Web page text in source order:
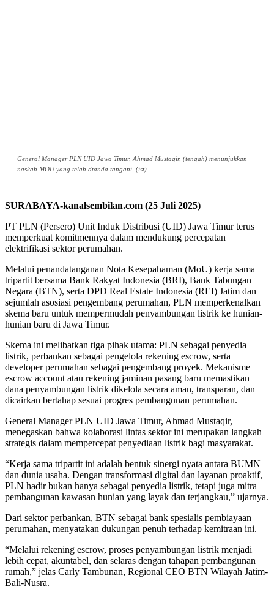
General Manager PLN UID Jawa Timur, Ahmad Mustaqir, (tengah) menunjukkan
naskah MOU yang telah dtanda tangani. (ist).
SURABAYA-kanalsembilan.com (25 Juli 2025)
PT PLN (Persero) Unit Induk Distribusi (UID) Jawa Timur terus
memperkuat komitmennya dalam mendukung percepatan
elektrifikasi sektor perumahan.
Melalui penandatanganan Nota Kesepahaman (MoU) kerja sama
tripartit bersama Bank Rakyat Indonesia (BRI), Bank Tabungan
Negara (BTN), serta DPD Real Estate Indonesia (REI) Jatim dan
sejumlah asosiasi pengembang perumahan, PLN memperkenalkan
skema baru untuk mempermudah penyambungan listrik ke hunian-
hunian baru di Jawa Timur.
Skema ini melibatkan tiga pihak utama: PLN sebagai penyedia
listrik, perbankan sebagai pengelola rekening escrow, serta
developer perumahan sebagai pengembang proyek. Mekanisme
escrow account atau rekening jaminan pasang baru memastikan
dana penyambungan listrik dikelola secara aman, transparan, dan
dicairkan bertahap sesuai progres pembangunan perumahan.
General Manager PLN UID Jawa Timur, Ahmad Mustaqir,
menegaskan bahwa kolaborasi lintas sektor ini merupakan langkah
strategis dalam mempercepat penyediaan listrik bagi masyarakat.
“Kerja sama tripartit ini adalah bentuk sinergi nyata antara BUMN
dan dunia usaha. Dengan transformasi digital dan layanan proaktif,
PLN hadir bukan hanya sebagai penyedia listrik, tetapi juga mitra
pembangunan kawasan hunian yang layak dan terjangkau,” ujarnya.
Dari sektor perbankan, BTN sebagai bank spesialis pembiayaan
perumahan, menyatakan dukungan penuh terhadap kemitraan ini.
“Melalui rekening escrow, proses penyambungan listrik menjadi
lebih cepat, akuntabel, dan selaras dengan tahapan pembangunan
rumah,” jelas Carly Tambunan, Regional CEO BTN Wilayah Jatim-
Bali-Nusra.